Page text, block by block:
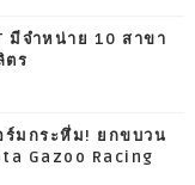
มีจำหน่าย 10 สาขา
ตร
ร์มกระหึ่ม! ยกขบวน
Gazoo Racing